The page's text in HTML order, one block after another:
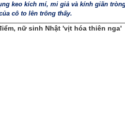
keo kích mí, mi giả và kính giãn
cô to lên trông thấy.